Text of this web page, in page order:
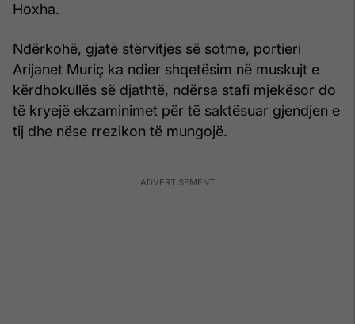
Hoxha.
Ndërkohë, gjatë stërvitjes së sotme, portieri
Arijanet Muriç ka ndier shqetësim në muskujt e
kërdhokullës së djathtë, ndërsa stafi mjekësor do
të kryejë ekzaminimet për të saktësuar gjendjen e
tij dhe nëse rrezikon të mungojë.